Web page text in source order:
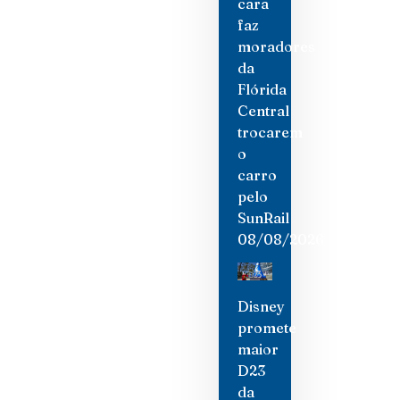
faz
moradores
da
Flórida
Central
trocarem
o
carro
pelo
SunRail
08/08/2026
Disney
promete
maior
D23
da